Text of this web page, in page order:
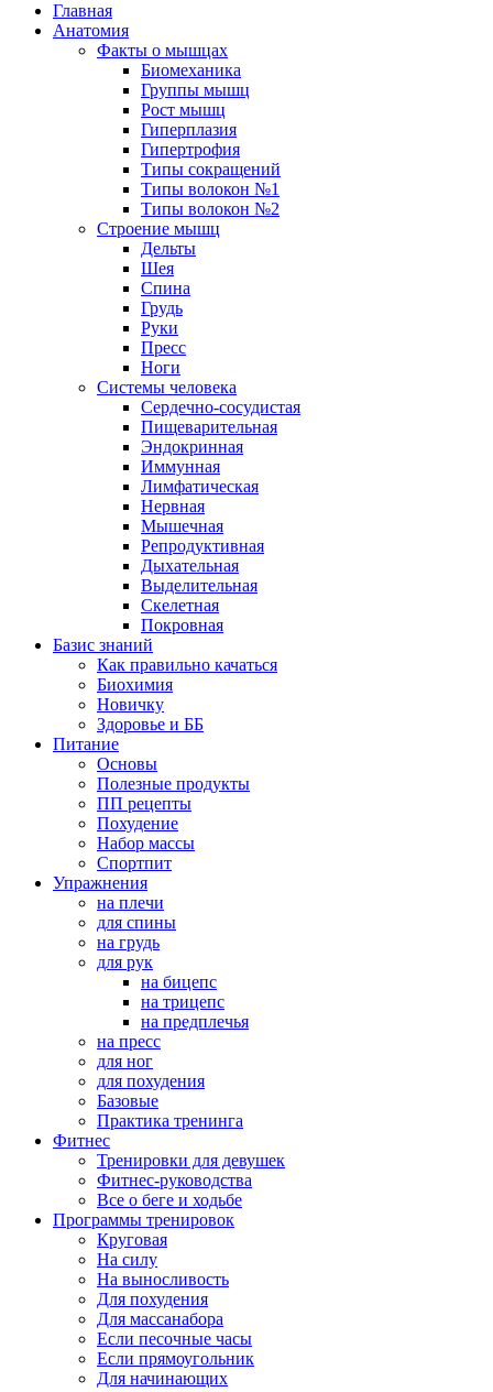
Главная
Анатомия
Факты о мышцах
Биомеханика
Группы мышц
Рост мышц
Гиперплазия
Гипертрофия
Типы сокращений
Типы волокон №1
Типы волокон №2
Строение мышц
Дельты
Шея
Спина
Грудь
Руки
Пресс
Ноги
Системы человека
Сердечно-сосудистая
Пищеварительная
Эндокринная
Иммунная
Лимфатическая
Нервная
Мышечная
Репродуктивная
Дыхательная
Выделительная
Скелетная
Покровная
Базис знаний
Как правильно качаться
Биохимия
Новичку
Здоровье и ББ
Питание
Основы
Полезные продукты
ПП рецепты
Похудение
Набор массы
Спортпит
Упражнения
на плечи
для спины
на грудь
для рук
на бицепс
на трицепс
на предплечья
на пресс
для ног
для похудения
Базовые
Практика тренинга
Фитнес
Тренировки для девушек
Фитнес-руководства
Все о беге и ходьбе
Программы тренировок
Круговая
На силу
На выносливость
Для похудения
Для массанабора
Если песочные часы
Если прямоугольник
Для начинающих